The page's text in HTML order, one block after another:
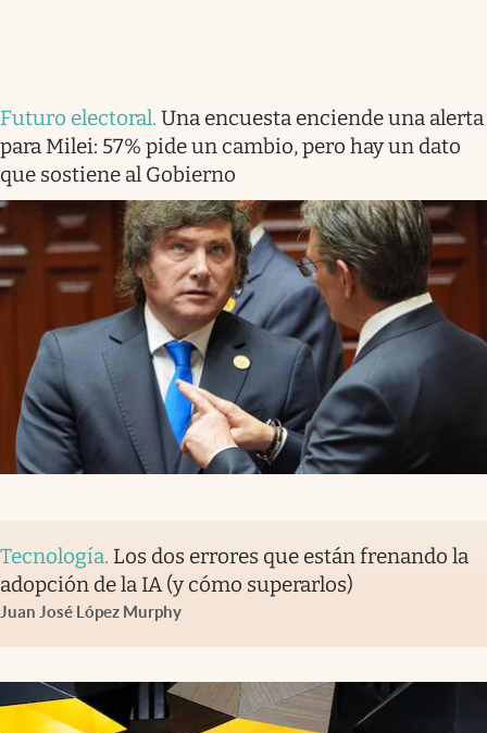
Futuro electoral. Una encuesta enciende una alerta
para Milei: 57% pide un cambio, pero hay un dato
que sostiene al Gobierno
Tecnología. Los dos errores que están frenando la
adopción de la IA (y cómo superarlos)
Juan José López Murphy